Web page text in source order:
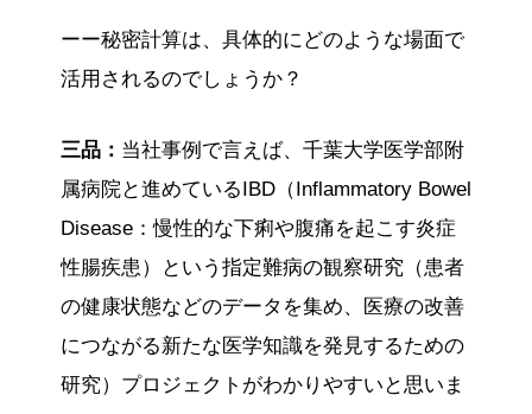
ーー秘密計算は、具体的にどのような場面で
活用されるのでしょうか？
三品： 当社事例で言えば、千葉大学医学部附
属病院と進めているIBD（Inflammatory Bowel
Disease：慢性的な下痢や腹痛を起こす炎症
性腸疾患）という指定難病の観察研究（患者
の健康状態などのデータを集め、医療の改善
につながる新たな医学知識を発見するための
研究）プロジェクトがわかりやすいと思いま